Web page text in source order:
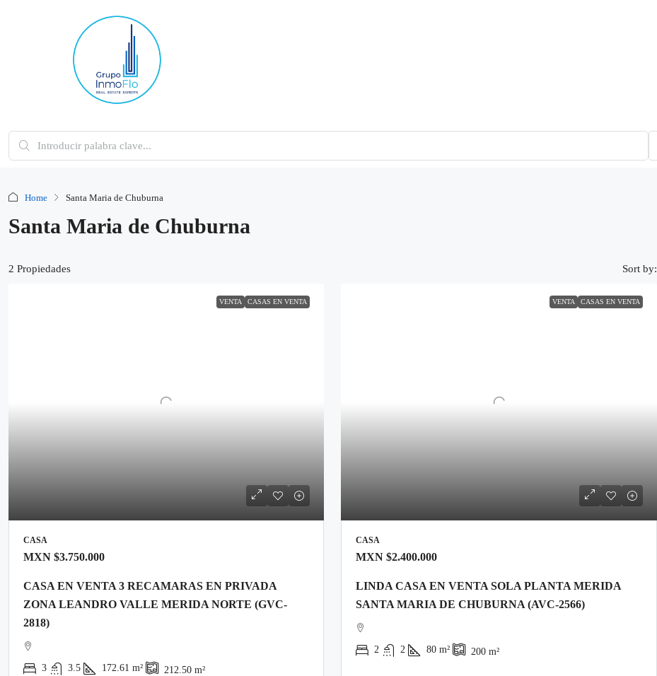
Home Santa Maria de Chuburna
Santa Maria de Chuburna
2 Propiedades Sort by:
VENTA CASAS EN VENTA
CASA
MXN $3.750.000
CASA EN VENTA 3 RECAMARAS EN PRIVADA
ZONA LEANDRO VALLE MERIDA NORTE (GVC-
2818)
3 3.5 172.61 m² 212.50 m²
VENTA CASAS EN VENTA
CASA
MXN$2.400.000
LINDA CASA EN VENTA SOLA PLANTA MERIDA
SANTA MARIA DE CHUBURNA (AVC-2566)
2 2 80 m² 200 m²